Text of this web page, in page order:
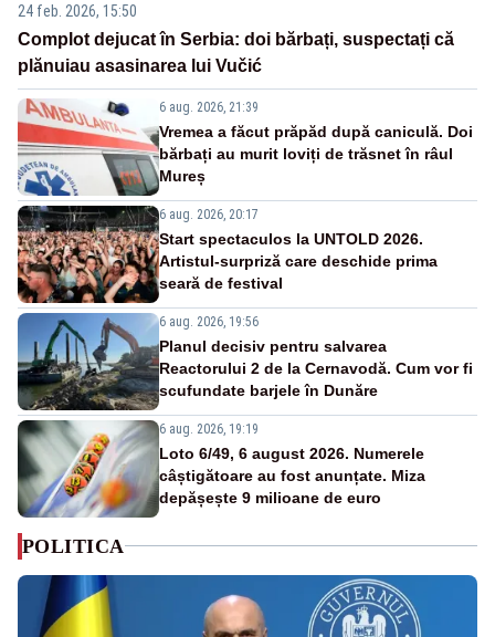
24 feb. 2026, 15:50
Complot dejucat în Serbia: doi bărbați, suspectați că
plănuiau asasinarea lui Vučić
6 aug. 2026, 21:39
Vremea a făcut prăpăd după caniculă. Doi
bărbați au murit loviți de trăsnet în râul
Mureș
6 aug. 2026, 20:17
Start spectaculos la UNTOLD 2026.
Artistul-surpriză care deschide prima
seară de festival
6 aug. 2026, 19:56
Planul decisiv pentru salvarea
Reactorului 2 de la Cernavodă. Cum vor fi
scufundate barjele în Dunăre
6 aug. 2026, 19:19
Loto 6/49, 6 august 2026. Numerele
câștigătoare au fost anunțate. Miza
depășește 9 milioane de euro
POLITICA